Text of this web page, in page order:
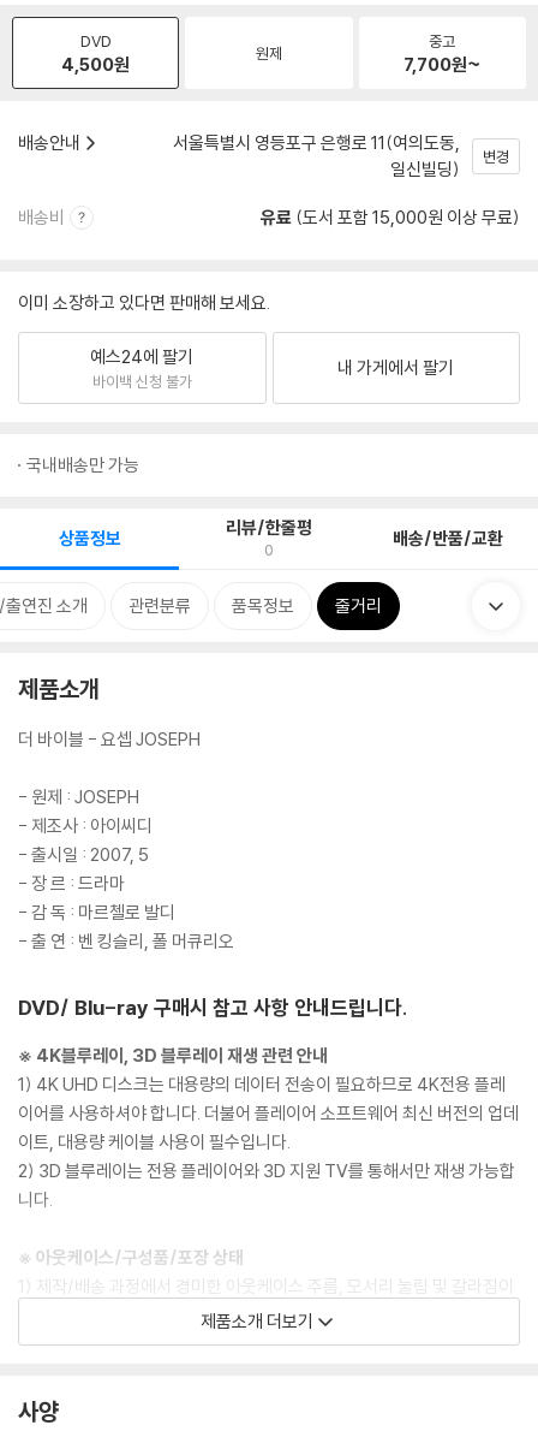
DVD
4,500원 원제
중고
7,700원~
배송안내
서울특별시 영등포구 은행로 11(여의도동,
일신빌딩)
변경
배송비 유료 (도서 포함 15,000원 이상 무료)
이미 소장하고 있다면 판매해 보세요.
예스24에 팔기
바이백 신청 불가
내 가게에서 팔기
국내배송만 가능
상품정보 리뷰/한줄평
0 배송/반품/교환
연진 소개 관련분류 품목정보 줄거리
제품소개
더 바이블 - 요셉 JOSEPH
- 원제 : JOSEPH
- 제조사 : 아이씨디
- 출시일 : 2007, 5
- 장 르 : 드라마
- 감 독 : 마르첼로 발디
- 출 연 : 벤 킹슬리, 폴 머큐리오
DVD/ Blu-ray 구매시 참고 사항 안내드립니다.
※ 4K블루레이, 3D 블루레이 재생 관련 안내
1) 4K UHD 디스크는 대용량의 데이터 전송이 필요하므로 4K전용 플레
이어를 사용하셔야 합니다. 더불어 플레이어 소프트웨어 최신 버전의 업데
이트, 대용량 케이블 사용이 필수입니다.
2) 3D 블루레이는 전용 플레이어와 3D 지원 TV를 통해서만 재생 가능합
니다.
※ 아웃케이스/구성품/포장 상태
1) 제작/배송 과정에서 경미한 아웃케이스 주름, 모서리 눌림 및 갈라짐이
발생할 수 있습니다. 반품을 원하실 경우 미개봉 상태로 문의 부탁드립니
다.
있습니다.
3) 렌티큘러 스틸북의 경우, 보호필름이 붙어 판매되기도 합니다. 보호필
제품소개 더보기
사양